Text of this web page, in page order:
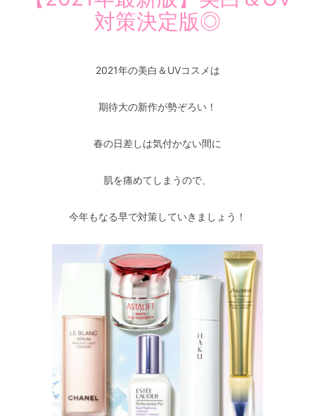
対策決定版◎
2021年の美白＆UVコスメは
期待大の新作が勢ぞろい！
春の日差しは気付かない間に
肌を痛めてしまうので、
今年もなる早で対策していきましょう！